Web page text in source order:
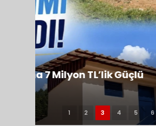
1 2 3 4 5 6